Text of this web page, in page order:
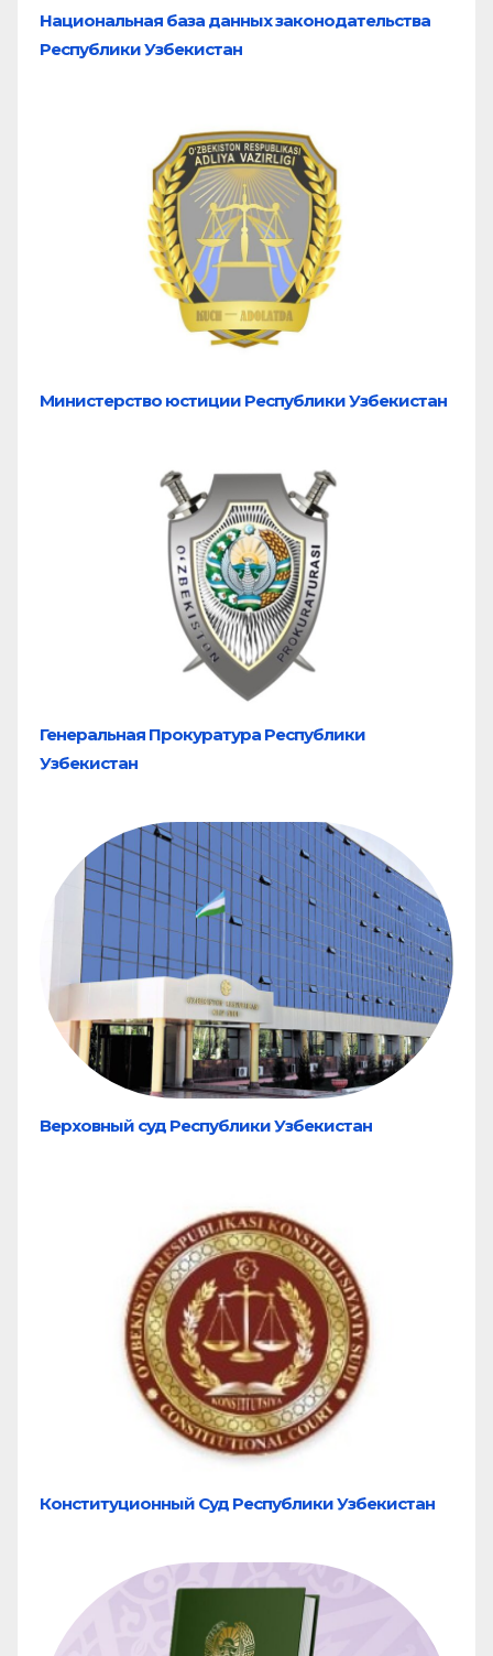
Национальная база данных законодательства
Республики Узбекистан
Министерство юстиции Республики Узбекистан
Генеральная Прокуратура Республики
Узбекистан
Верховный суд Республики Узбекистан
Конституционный Суд Республики Узбекистан